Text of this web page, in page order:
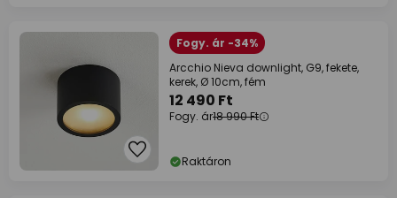
Fogy. ár -34%
Arcchio Nieva downlight, G9, fekete,
kerek, Ø 10cm, fém
12 490 Ft
Fogy. ár18 990 Ft
Raktáron